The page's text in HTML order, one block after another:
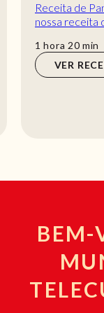
Receita de
nossa receita
1 hora
hora 20min
min
VER
BEM-